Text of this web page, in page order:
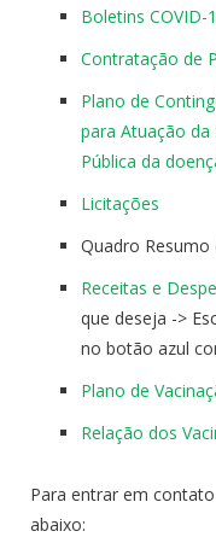
Boletins COVID-
Contratação de
Plano de
para Atuação da
Pública da
Licitações
Quadro Resumo
Receitas e
que deseja ->
no botão azul
Plano de
Relação dos
Para entrar em
abaixo: